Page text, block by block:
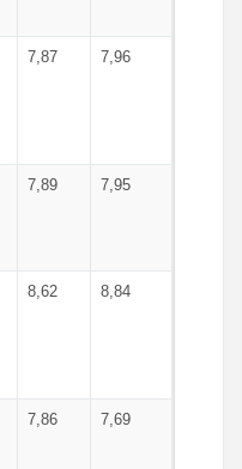
7,87 7,96
7,89 7,95
8,62 8,84
7,86 7,69